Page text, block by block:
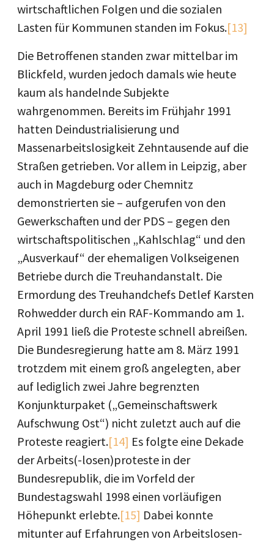
wirtschaftlichen Folgen und die sozialen
Lasten für Kommunen standen im Fokus.[13]
Die Betroffenen standen zwar mittelbar im
Blickfeld, wurden jedoch damals wie heute
kaum als handelnde Subjekte
wahrgenommen. Bereits im Frühjahr 1991
hatten Deindustrialisierung und
Massenarbeitslosigkeit Zehntausende auf die
Straßen getrieben. Vor allem in Leipzig, aber
auch in Magdeburg oder Chemnitz
demonstrierten sie – aufgerufen von den
Gewerkschaften und der PDS – gegen den
wirtschaftspolitischen „Kahlschlag“ und den
„Ausverkauf“ der ehemaligen Volkseigenen
Betriebe durch die Treuhandanstalt. Die
Ermordung des Treuhandchefs Detlef Karsten
Rohwedder durch ein RAF-Kommando am 1.
April 1991 ließ die Proteste schnell abreißen.
Die Bundesregierung hatte am 8. März 1991
trotzdem mit einem groß angelegten, aber
auf lediglich zwei Jahre begrenzten
Konjunkturpaket („Gemeinschaftswerk
Aufschwung Ost“) nicht zuletzt auch auf die
Proteste reagiert.[14] Es folgte eine Dekade
der Arbeits(-losen)proteste in der
Bundesrepublik, die im Vorfeld der
Bundestagswahl 1998 einen vorläufigen
Höhepunkt erlebte.[15] Dabei konnte
mitunter auf Erfahrungen von Arbeitslosen-